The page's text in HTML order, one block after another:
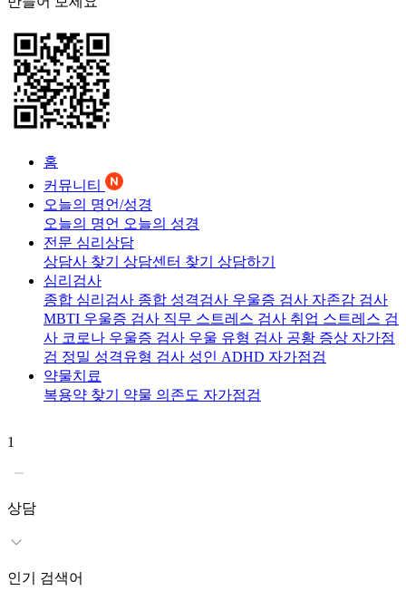
홈
커뮤니티
오늘의 명언/성경
오늘의 명언 오늘의 성경
전문 심리상담
상담사 찾기 상담센터 찾기 상담하기
심리검사
종합 심리검사 종합 성격검사 우울증 검사 자존감 검사
MBTI 우울증 검사 직무 스트레스 검사 취업 스트레스 검
사 코로나 우울증 검사 우울 유형 검사 공황 증상 자가점
검 정밀 성격유형 검사 성인 ADHD 자가점검
약물치료
복용약 찾기 약물 의존도 자가점검
1
상담
인기 검색어